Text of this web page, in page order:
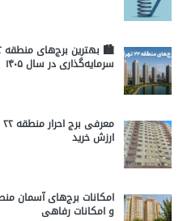
سرمایه‌گذاری در سال ۱۴۰۵
ارزش خرید
و امکانات رفاهی